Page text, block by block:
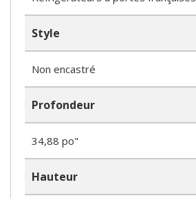
Style
Non encastré
Profondeur
34,88 po"
Hauteur